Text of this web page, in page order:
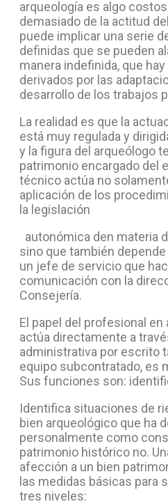
arqueología es algo
demasiado de la actitud
puede implicar una serie
definidas que se pueden
manera indefinida, que
derivados por las
desarrollo de los trabajos
La realidad es que la
está muy regulada y
y la figura del arqueólogo
patrimonio encargado del
técnico actúa no
aplicación de los
la legislación
autonómica den materia
sino que también
un jefe de servicio que
comunicación con la
Consejería.
El papel del profesional en
actúa directamente a
administrativa por escrito
equipo subcontratado, es
Sus funciones son:
Identifica situaciones de
bien arqueológico que ha
personalmente como
patrimonio histórico no.
afección a un bien
las medidas básicas para
tres niveles: